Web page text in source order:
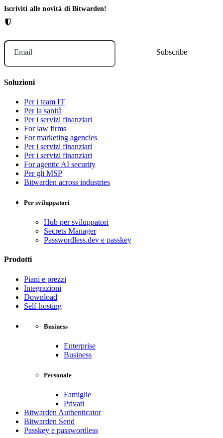
Iscriviti alle novità di Bitwarden!
Email
Soluzioni
Per i team IT
Per la sanità
Per i servizi finanziari
For law firms
For marketing agencies
Per i servizi finanziari
Per i servizi finanziari
For agentic AI security
Per gli MSP
Bitwarden across industries
Per sviluppatori
Hub per sviluppatori
Secrets Manager
Passwordless.dev e passkey
Prodotti
Piani e prezzi
Integrazioni
Download
Self-hosting
Business
Enterprise
Business
Personale
Famiglie
Privati
Bitwarden Authenticator
Bitwarden Send
Passkey e passwordless